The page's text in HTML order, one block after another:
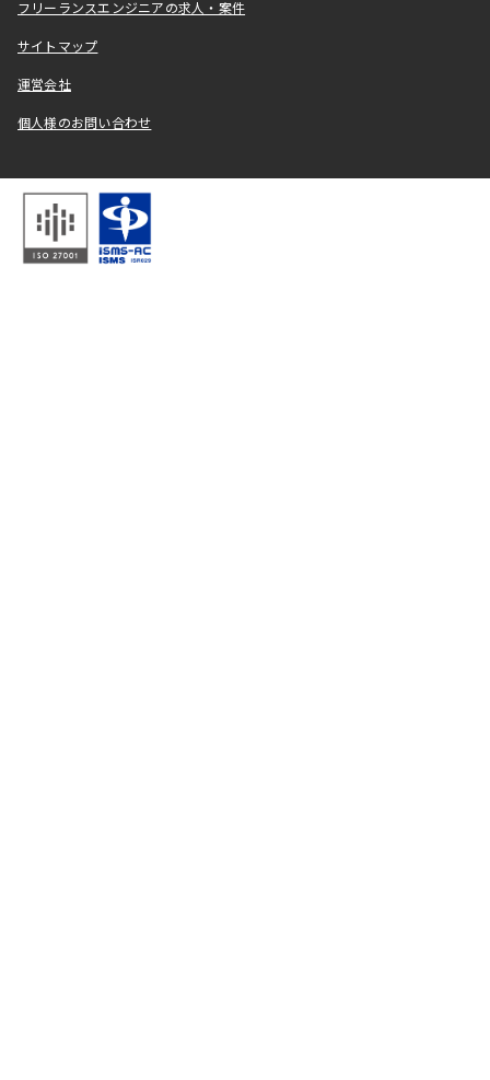
フリーランスエンジニアの求人・案件
サイトマップ
運営会社
個人様のお問い合わせ